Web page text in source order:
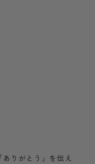
りがとう」を伝え